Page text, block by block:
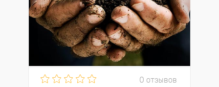
0 отзывов